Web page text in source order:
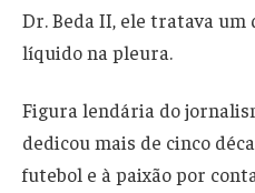
Dr. Beda II, ele tratava um
líquido na pleura.
Figura lendária do
dedicou mais de cinco
futebol e à paixão por